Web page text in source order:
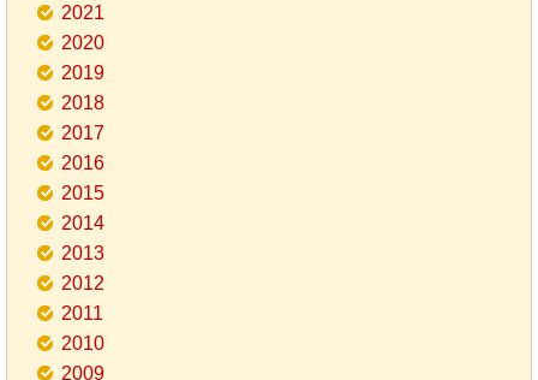
2021
2020
2019
2018
2017
2016
2015
2014
2013
2012
2011
2010
2009